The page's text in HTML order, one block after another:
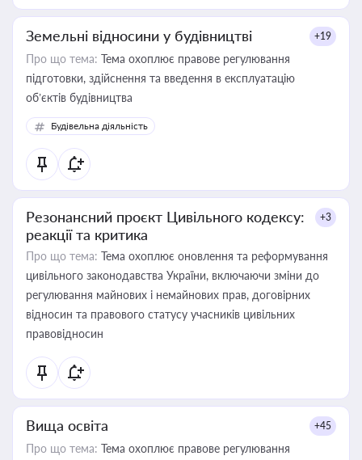
Земельні відносини у будівництві +19
Про що тема: Тема охоплює правове регулювання
підготовки, здійснення та введення в експлуатацію
об’єктів будівництва
Будівельна діяльність
Резонансний проєкт Цивільного кодексу:
реакції та критика
+3
Про що тема: Тема охоплює оновлення та реформування
цивільного законодавства України, включаючи зміни до
регулювання майнових і немайнових прав, договірних
відносин та правового статусу учасників цивільних
правовідносин
Вища освіта +45
Про що тема: Тема охоплює правове регулювання